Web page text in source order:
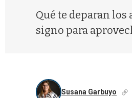
Qué te deparan
signo para
Susana Garbuyo